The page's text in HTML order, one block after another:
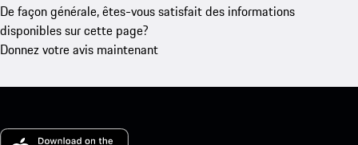
De façon générale, êtes-vous satisfait des informations
disponibles sur cette page?
Donnez votre avis maintenant